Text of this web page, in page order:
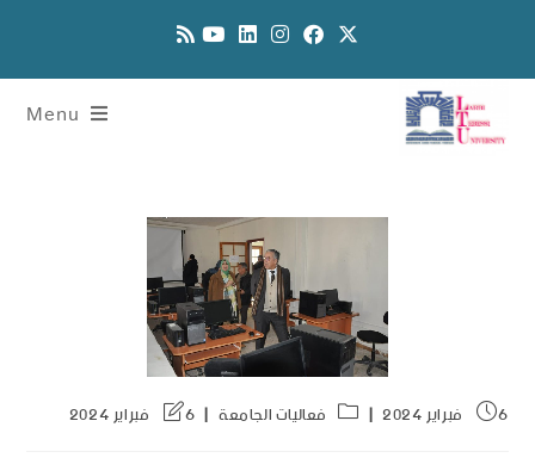
Menu
6 فبراير 2024 فعاليات الجامعة 6 فبراير 2024